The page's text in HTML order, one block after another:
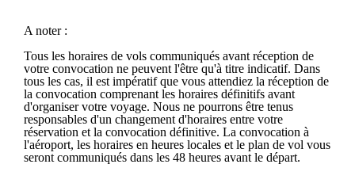
A noter :
Tous les horaires de vols communiqués avant réception de
votre convocation ne peuvent l'être qu'à titre indicatif. Dans
tous les cas, il est impératif que vous attendiez la réception de
la convocation comprenant les horaires définitifs avant
d'organiser votre voyage. Nous ne pourrons être tenus
responsables d'un changement d'horaires entre votre
réservation et la convocation définitive. La convocation à
l'aéroport, les horaires en heures locales et le plan de vol vous
seront communiqués dans les 48 heures avant le départ.